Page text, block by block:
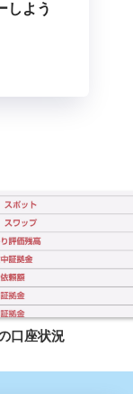
しよう
口座状況